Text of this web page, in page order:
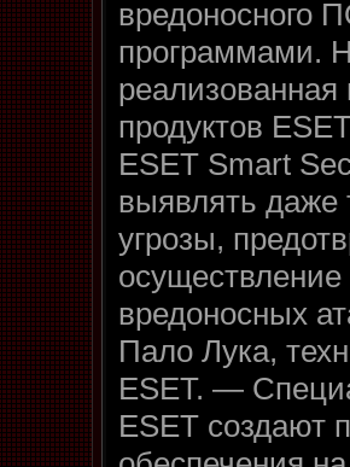
вредоносного
программами.
продуктов
ESET Smart
выявлять даже
угрозы,
вредоносных
Пало Лука,
ESET. —
ESET создают